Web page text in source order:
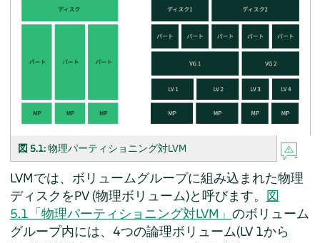
図 5.1:物理パーティショニング対LVM
LVMでは、ボリュームグループに組み込まれた物理
ディスクをPV (物理ボリューム)と呼びます。 図
5.1「物理パーティショニング対LVM」 のボリューム
グループ内には、4つの論理ボリューム(LV 1から